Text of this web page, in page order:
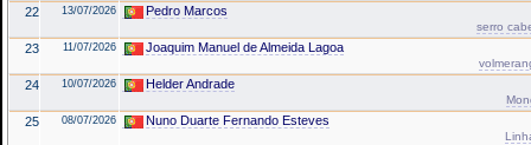
22 13/07/2026 Pedro Marcos
serro
23 11/07/2026 Joaquim Manuel de Almeida Lagoa
24 10/07/2026 Helder Andrade
25 08/07/2026 Nuno Duarte Fernando Esteves